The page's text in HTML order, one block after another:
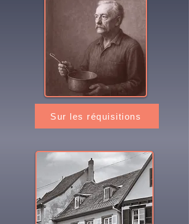
Sur les réquisitions